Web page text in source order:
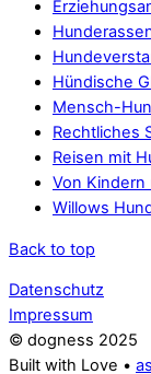
Hündische
Mensch-
Rechtliches
Reisen mit
Von Kindern
Willows
Back to top
Datenschutz
Impressum
© dogness 2025
Built with Love •